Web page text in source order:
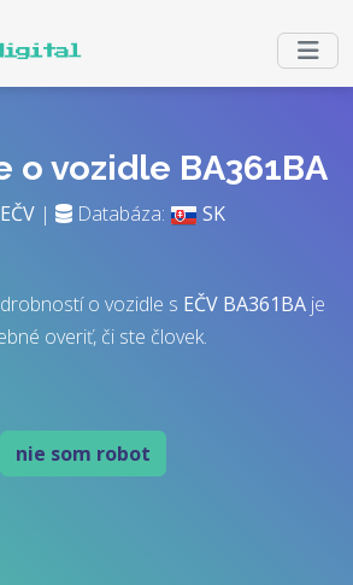
o vozidle BA361BA
EČV | Databáza: SK
o vozidle s EČV BA361BA je
overiť, či ste človek.
nie som robot